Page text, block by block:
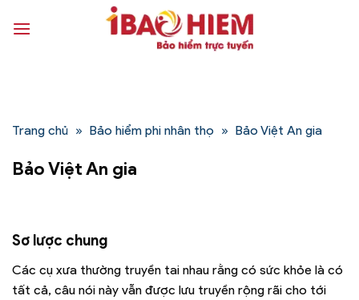
qua
Trang chủ » Bảo hiểm phi nhân thọ » Bảo Việt An gia
Bảo Việt An gia
Sơ lược chung
Các cụ xưa thường truyền tai nhau rằng có sức khỏe là có
tất cả, câu nói này vẫn được lưu truyền rộng rãi cho tới